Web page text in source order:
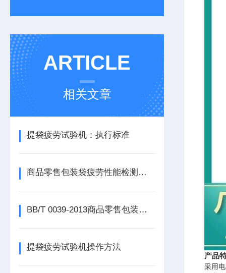
ARTICLE
相关文章
提袋疲劳试验机：执行标准
商品零售包装袋疲劳性能检测仪器
BB/T 0039-2013商品零售包装袋物理机械性能试验方法
提袋疲劳试验机操作方法
产品
采用